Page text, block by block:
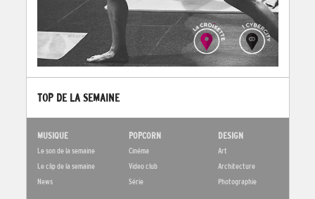
TOP DE LA SEMAINE
MUSIQUE
Le son de la semaine
Le clip de la semaine
News
POPCORN
Cinéma
Video club
Série
DESIGN
Art
Architecture
Photographie